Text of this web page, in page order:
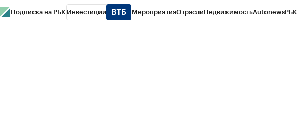
Подписка на РБК Инвестиции МероприятияОтраслиНедвижимостьAutonews